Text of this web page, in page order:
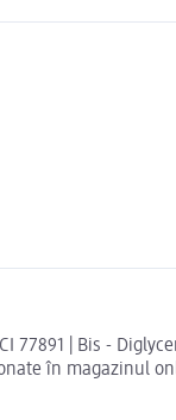
| Bis -
în